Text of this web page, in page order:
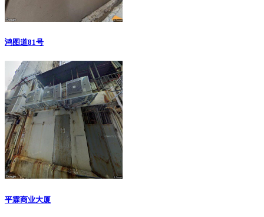
鸿图道81号
平霖商业大厦